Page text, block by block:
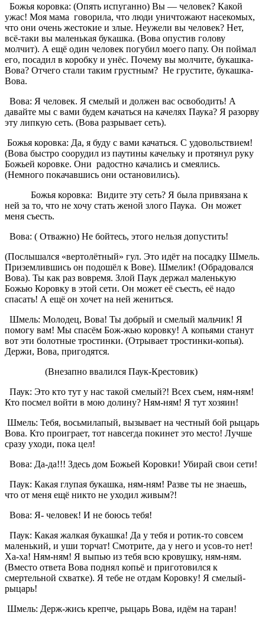
Божья коровка: (Опять испуганно) Вы — человек? Какой
ужас! Моя мама говорила, что люди уничтожают насекомых,
что они очень жестокие и злые. Неужели вы человек? Нет,
всё-таки вы маленькая букашка. (Вова опустив голову
молчит). А ещё один человек погубил моего папу. Он поймал
его, посадил в коробку и унёс. Почему вы молчите, букашка-
Вова? Отчего стали таким грустным? Не грустите, букашка-
Вова.
Вова: Я человек. Я смелый и должен вас освободить! А
давайте мы с вами будем качаться на качелях Паука? Я разорву
эту липкую сеть. (Вова разрывает сеть).
Божья коровка: Да, я буду с вами качаться. С удовольствием!
(Вова быстро соорудил из паутины качельку и протянул руку
Божьей коровке. Они радостно качались и смеялись.
(Немного покачавшись они остановились).
Божья коровка: Видите эту сеть? Я была привязана к
ней за то, что не хочу стать женой злого Паука. Он может
меня съесть.
Вова: ( Отважно) Не бойтесь, этого нельзя допустить!
(Послышался «вертолётный» гул. Это идёт на посадку Шмель.
Приземлившись он подошёл к Вове). Шмелик! (Обрадовался
Вова). Ты как раз вовремя. Злой Паук держал маленькую
Божью Коровку в этой сети. Он может её съесть, её надо
спасать! А ещё он хочет на ней жениться.
Шмель: Молодец, Вова! Ты добрый и смелый мальчик! Я
помогу вам! Мы спасём Бож-жью коровку! А копьями станут
вот эти болотные тростинки. (Отрывает тростинки-копья).
Держи, Вова, пригодятся.
(Внезапно ввалился Паук-Крестовик)
Паук: Это кто тут у нас такой смелый?! Всех съем, ням-ням!
Кто посмел войти в мою долину? Ням-ням! Я тут хозяин!
Шмель: Тебя, восьмилапый, вызывает на честный бой рыцарь
Вова. Кто проиграет, тот навсегда покинет это место! Лучше
сразу уходи, пока цел!
Вова: Да-да!!! Здесь дом Божьей Коровки! Убирай свои сети!
Паук: Какая глупая букашка, ням-ням! Разве ты не знаешь,
что от меня ещё никто не уходил живым?!
Вова: Я- человек! И не боюсь тебя!
Паук: Какая жалкая букашка! Да у тебя и ротик-то совсем
маленький, и уши торчат! Смотрите, да у него и усов-то нет!
Ха-ха! Ням-ням! Я выпью из тебя всю кровушку, ням-ням.
(Вместо ответа Вова поднял копьё и приготовился к
смертельной схватке). Я тебе не отдам Коровку! Я смелый-
рыцарь!
Шмель: Держ-жись крепче, рыцарь Вова, идём на таран!